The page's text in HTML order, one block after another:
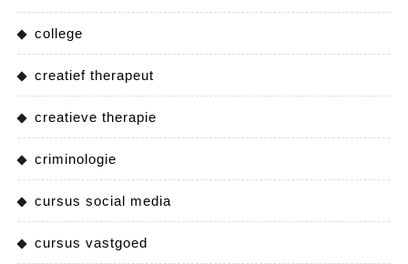
college
creatief therapeut
creatieve therapie
criminologie
cursus social media
cursus vastgoed